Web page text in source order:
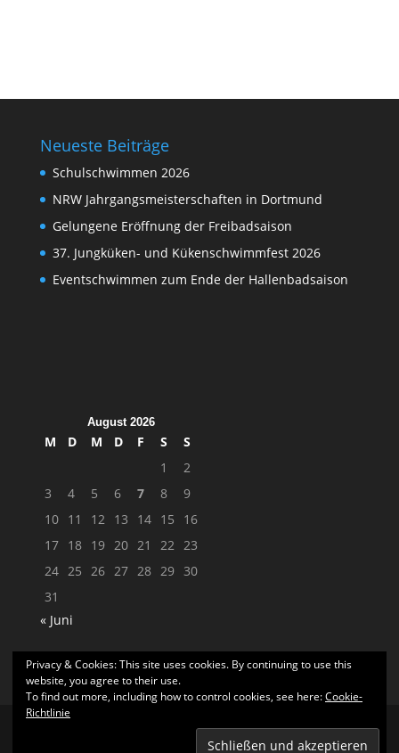
Neueste Beiträge
Schulschwimmen 2026
NRW Jahrgangsmeisterschaften in Dortmund
Gelungene Eröffnung der Freibadsaison
37. Jungküken- und Kükenschwimmfest 2026
Eventschwimmen zum Ende der Hallenbadsaison
August 2026
M D M D F S
S
1
2
3
4 5 6 7 8
9
10 11 12 13 14 15
16
17 18 19 20 21 22
23
24 25 26 27 28 29 30
31
« Juni
Privacy & Cookies: This site uses cookies. By continuing to use this
website, you agree to their use.
To find out more, including how to control cookies, see here:Cookie-
Richtlinie